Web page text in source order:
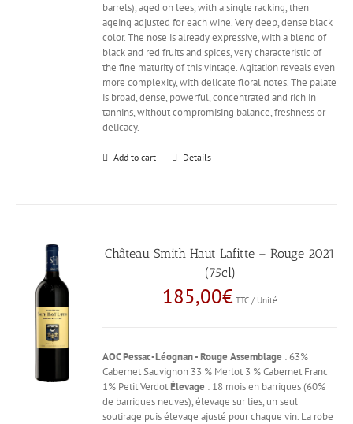
barrels), aged on lees, with a single racking, then
ageing adjusted for each wine. Very deep, dense black
color. The nose is already expressive, with a blend of
black and red fruits and spices, very characteristic of
the fine maturity of this vintage. Agitation reveals even
more complexity, with delicate floral notes. The palate
is broad, dense, powerful, concentrated and rich in
tannins, without compromising balance, freshness or
delicacy.
Add to cart Details
Château Smith Haut Lafitte – Rouge 2021
(75cl)
185,00€ TTC / Unité
AOC Pessac-Léognan - Rouge Assemblage : 63%
Cabernet Sauvignon 33 % Merlot 3 % Cabernet Franc
1% Petit VerdotÉlevage : 18 mois en barriques (60%
de barriques neuves), élevage sur lies, un seul
soutirage puis élevage ajusté pour chaque vin. La robe